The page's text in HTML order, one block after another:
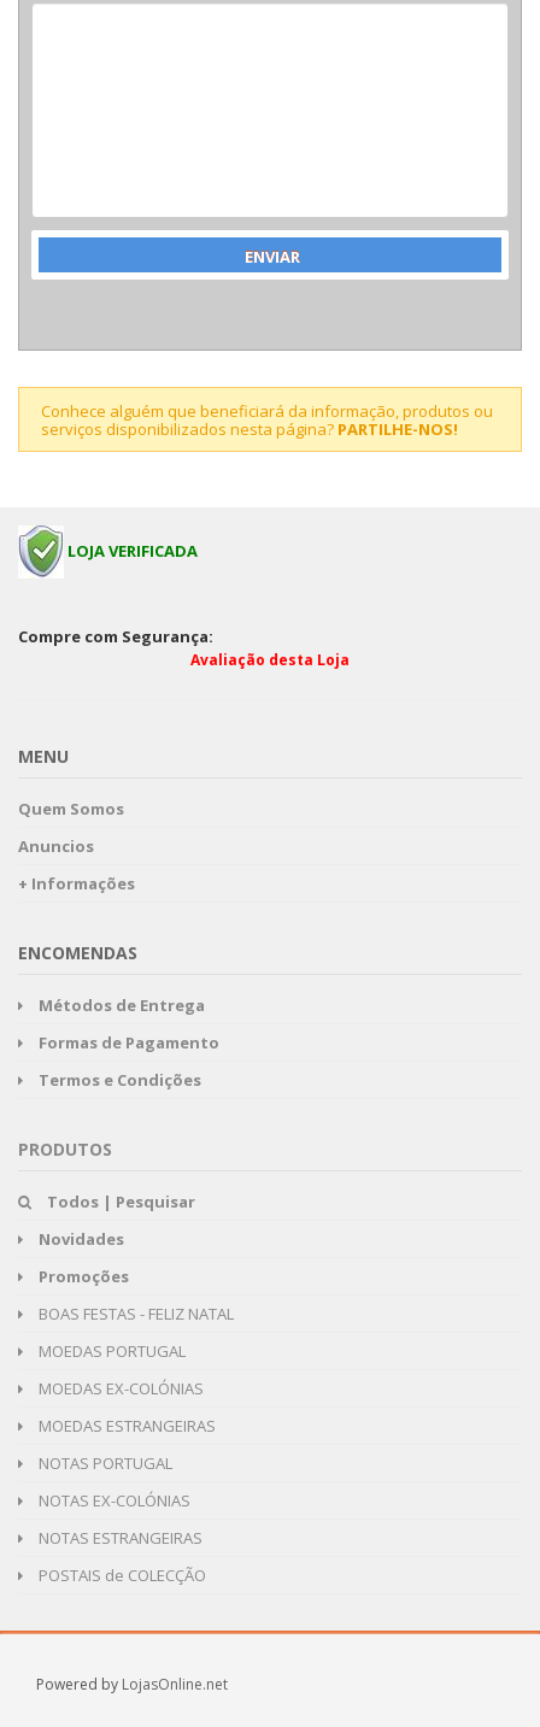
Conhece alguém que beneficiará da informação, produtos ou
serviços disponibilizados nesta página? PARTILHE-NOS!
LOJA VERIFICADA
Compre com Segurança:
Avaliação desta Loja
MENU
Quem Somos
Anuncios
+ Informações
ENCOMENDAS
Métodos de Entrega
Formas de Pagamento
Termos e Condições
PRODUTOS
Todos | Pesquisar
Novidades
Promoções
BOAS FESTAS - FELIZ NATAL
MOEDAS PORTUGAL
MOEDAS EX-COLÓNIAS
MOEDAS ESTRANGEIRAS
NOTAS PORTUGAL
NOTAS EX-COLÓNIAS
NOTAS ESTRANGEIRAS
POSTAIS de COLECÇÃO
Powered by LojasOnline.net